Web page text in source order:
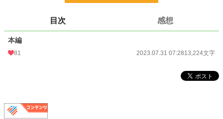
文字数
週間ポイント
目次 感想
本編
81 2023.07.31 07:2813,224文字